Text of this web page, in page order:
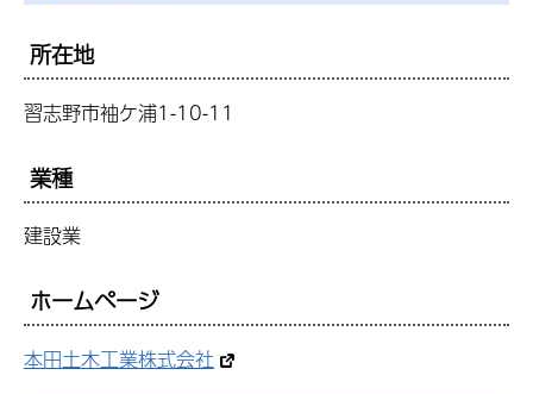
所在地
習志野市袖ケ浦1-10-11
業種
建設業
ホームページ
本田土木工業株式会社